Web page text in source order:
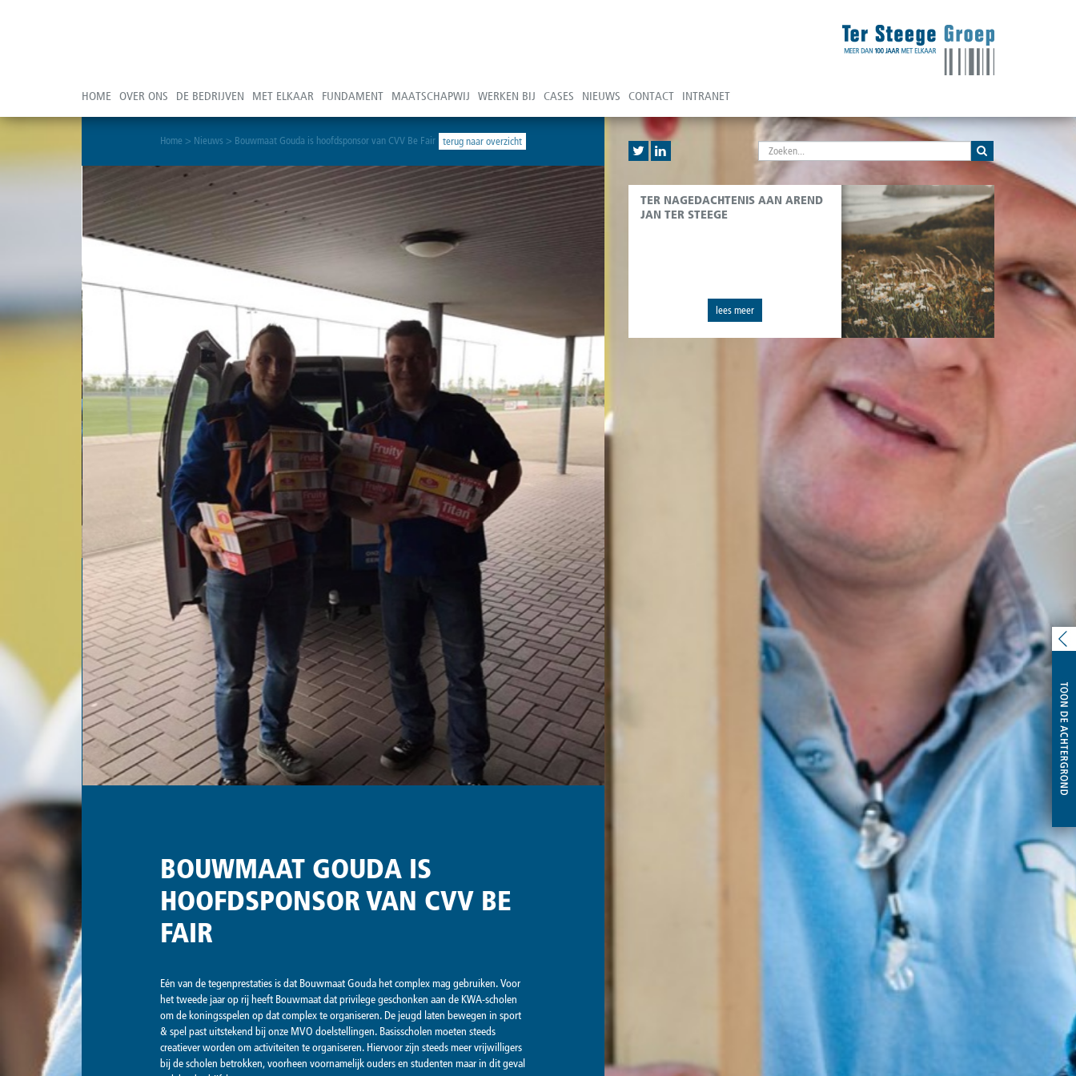
HOME OVER ONS DE BEDRIJVEN MET ELKAAR FUNDAMENT MAATSCHAPWIJ WERKEN BIJ CASES NIEUWS CONTACT INTRANET
Home > Nieuws > Bouwmaat Gouda is hoofdsponsor van CVV Be Fair terug naar overzicht
BOUWMAAT GOUDA IS
HOOFDSPONSOR VAN CVV BE
FAIR
Eén van de tegenprestaties is dat Bouwmaat Gouda het complex mag gebruiken. Voor
het tweede jaar op rij heeft Bouwmaat dat privilege geschonken aan de KWA-scholen
om de koningsspelen op dat complex te organiseren. De jeugd laten bewegen in sport
& spel past uitstekend bij onze MVO doelstellingen. Basisscholen moeten steeds
creatiever worden om activiteiten te organiseren. Hiervoor zijn steeds meer vrijwilligers
bij de scholen betrokken, voorheen voornamelijk ouders en studenten maar in dit geval
TER NAGEDACHTENIS AAN AREND
JAN TER STEEGE
lees meer